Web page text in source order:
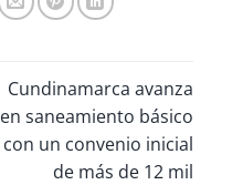
Cundinamarca avanza
en saneamiento básico
con un convenio inicial
de más de 12 mil